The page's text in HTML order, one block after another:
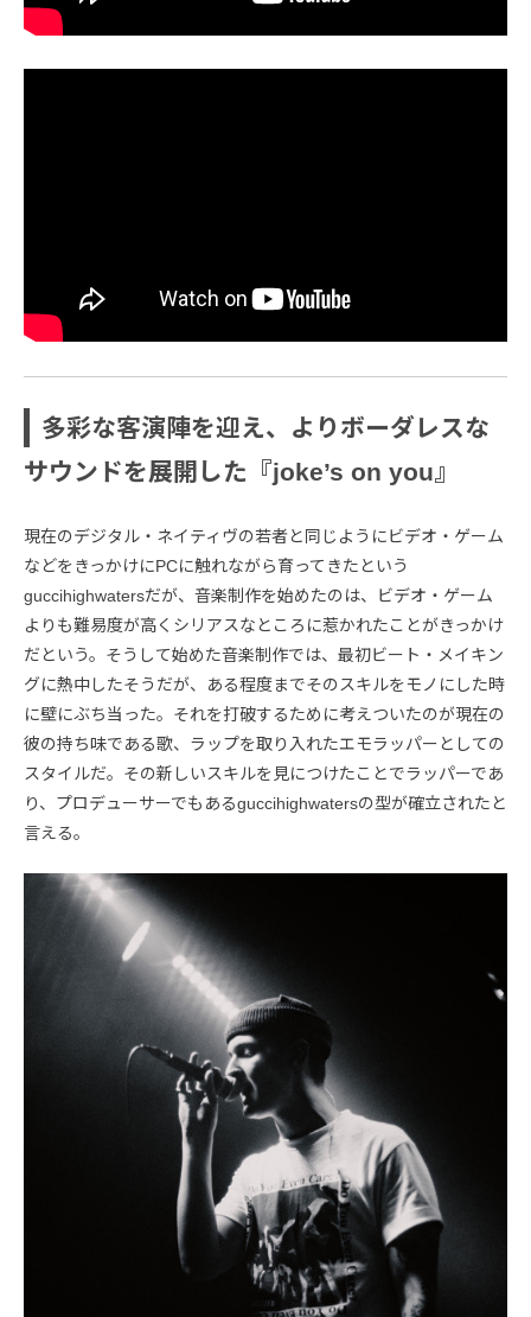
多彩な客演陣を迎え、よりボーダレスな
サウンドを展開した『joke’s on you』
現在のデジタル・ネイティヴの若者と同じようにビデオ・ゲーム
などをきっかけにPCに触れながら育ってきたという
guccihighwatersだが、音楽制作を始めたのは、ビデオ・ゲーム
よりも難易度が高くシリアスなところに惹かれたことがきっかけ
だという。そうして始めた音楽制作では、最初ビート・メイキン
グに熱中したそうだが、ある程度までそのスキルをモノにした時
に壁にぶち当った。それを打破するために考えついたのが現在の
彼の持ち味である歌、ラップを取り入れたエモラッパーとしての
スタイルだ。その新しいスキルを見につけたことでラッパーであ
り、プロデューサーでもあるguccihighwatersの型が確立されたと
言える。